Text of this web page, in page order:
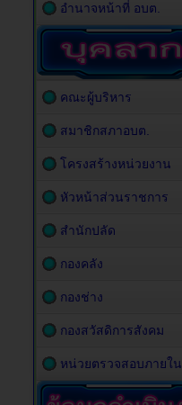
อำนาจหน้าที่ อบต.
คณะผู้บริหาร
สมาชิกสภาอบต.
โครงสร้างหน่วยงาน
หัวหน้าส่วนราชการ
สำนักปลัด
กองคลัง
กองช่าง
กองสวัสดิการสังคม
หน่วยตรวจสอบภายใน